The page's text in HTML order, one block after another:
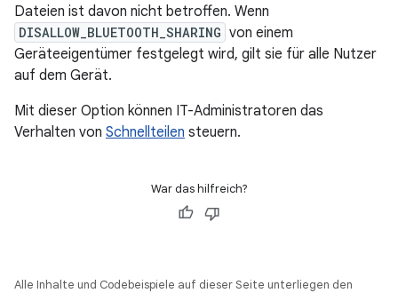
Dateien ist davon nicht betroffen. Wenn
DISALLOW_BLUETOOTH_SHARING von einem
Geräteeigentümer festgelegt wird, gilt sie für alle Nutzer
auf dem Gerät.
Mit dieser Option können IT-Administratoren das
Verhalten von Schnellteilen steuern.
War das hilfreich?
Alle Inhalte und Codebeispiele auf dieser Seite unterliegen den